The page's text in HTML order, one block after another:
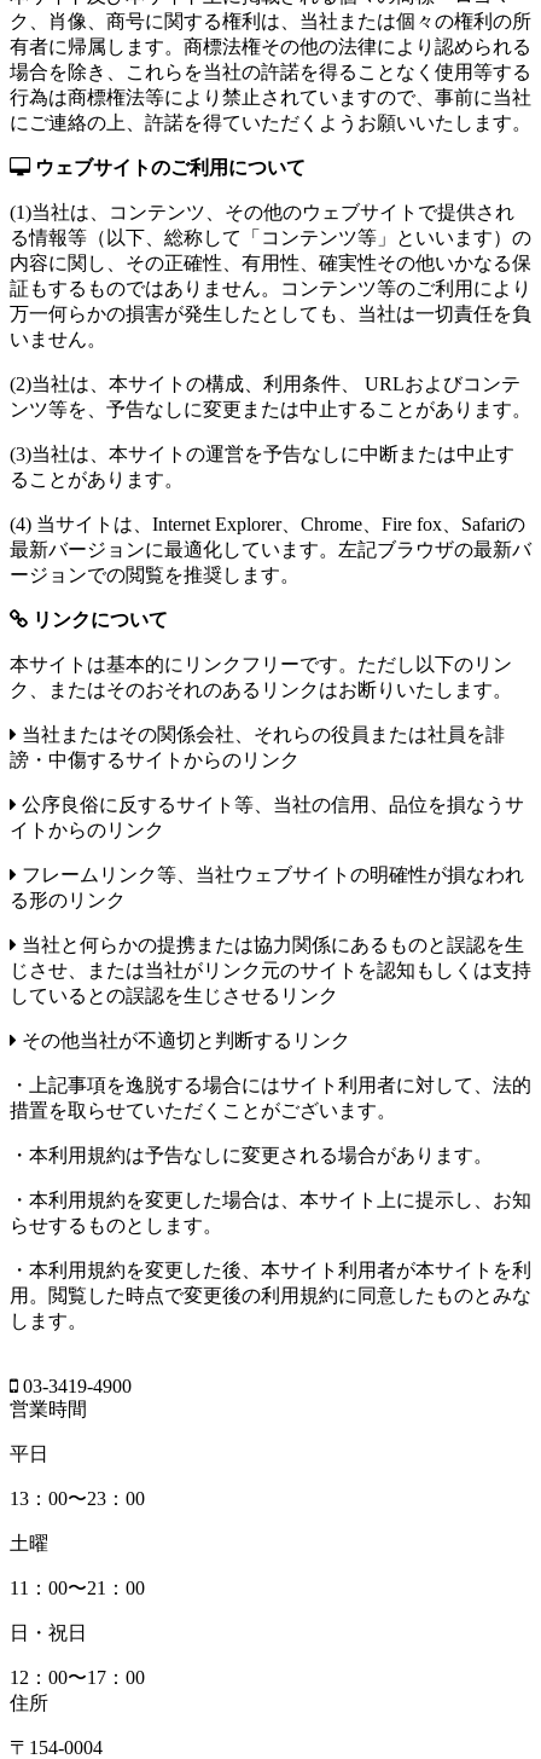
ク、肖像、商号に関する権利は、当社または個々の権利の所
有者に帰属します。商標法権その他の法律により認められる
場合を除き、これらを当社の許諾を得ることなく使用等する
行為は商標権法等により禁止されていますので、事前に当社
にご連絡の上、許諾を得ていただくようお願いいたします。
ウェブサイトのご利用について
(1)当社は、コンテンツ、その他のウェブサイトで提供され
る情報等（以下、総称して「コンテンツ等」といいます）の
内容に関し、その正確性、有用性、確実性その他いかなる保
証もするものではありません。コンテンツ等のご利用により
万一何らかの損害が発生したとしても、当社は一切責任を負
いません。
(2)当社は、本サイトの構成、利用条件、 URLおよびコンテ
ンツ等を、予告なしに変更または中止することがあります。
(3)当社は、本サイトの運営を予告なしに中断または中止す
ることがあります。
(4) 当サイトは、Internet Explorer、Chrome、Fire fox、Safariの
最新バージョンに最適化しています。左記ブラウザの最新バ
ージョンでの閲覧を推奨します。
リンクについて
本サイトは基本的にリンクフリーです。ただし以下のリン
ク、またはそのおそれのあるリンクはお断りいたします。
当社またはその関係会社、それらの役員または社員を誹
謗・中傷するサイトからのリンク
公序良俗に反するサイト等、当社の信用、品位を損なうサ
イトからのリンク
フレームリンク等、当社ウェブサイトの明確性が損なわれ
る形のリンク
当社と何らかの提携または協力関係にあるものと誤認を生
じさせ、または当社がリンク元のサイトを認知もしくは支持
しているとの誤認を生じさせるリンク
その他当社が不適切と判断するリンク
・上記事項を逸脱する場合にはサイト利用者に対して、法的
措置を取らせていただくことがございます。
・本利用規約は予告なしに変更される場合があります。
・本利用規約を変更した場合は、本サイト上に提示し、お知
らせするものとします。
・本利用規約を変更した後、本サイト利用者が本サイトを利
用。閲覧した時点で変更後の利用規約に同意したものとみな
します。
03-3419-4900
営業時間
平日
13：00〜23：00
土曜
11：00〜21：00
日・祝日
12：00〜17：00
住所
〒154-0004